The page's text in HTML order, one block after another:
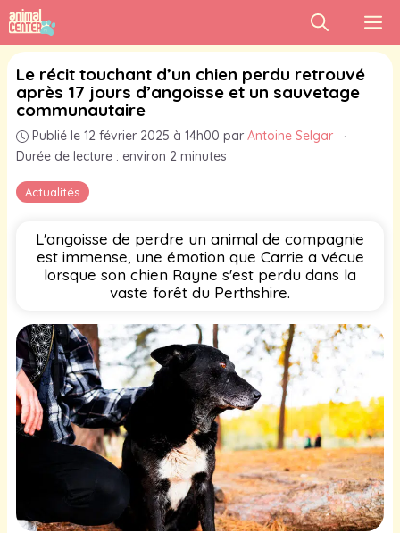
Aller
au
contenu
Actualités
Le récit touchant d’un chien perdu retrouvé
après 17 jours d’angoisse et un sauvetage
communautaire
Publié le 12 février 2025 à 14h00 par Antoine Selgar
·
Durée de lecture : environ 2 minutes
L'angoisse de perdre un animal de compagnie
est immense, une émotion que Carrie a vécue
lorsque son chien Rayne s'est perdu dans la
vaste forêt du Perthshire.